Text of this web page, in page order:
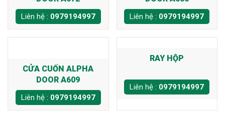
Liên hệ : 0979194997 Liên hệ : 0979194997
CỬA CUỐN ALPHA
DOOR A609
Liên hệ : 0979194997
RAY HỘP
Liên hệ : 0979194997